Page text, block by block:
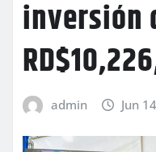
inversión
admin Jun